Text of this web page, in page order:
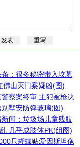
条：很多秘密带入坟墓
佛山灭门案疑凶(图)
察案终审 主犯被枪决
墅安防弹玻璃(图)
闻：垃圾场儿童残肢
几乎成肢体PK(组图)
只蝴蝶贴爱因斯坦像